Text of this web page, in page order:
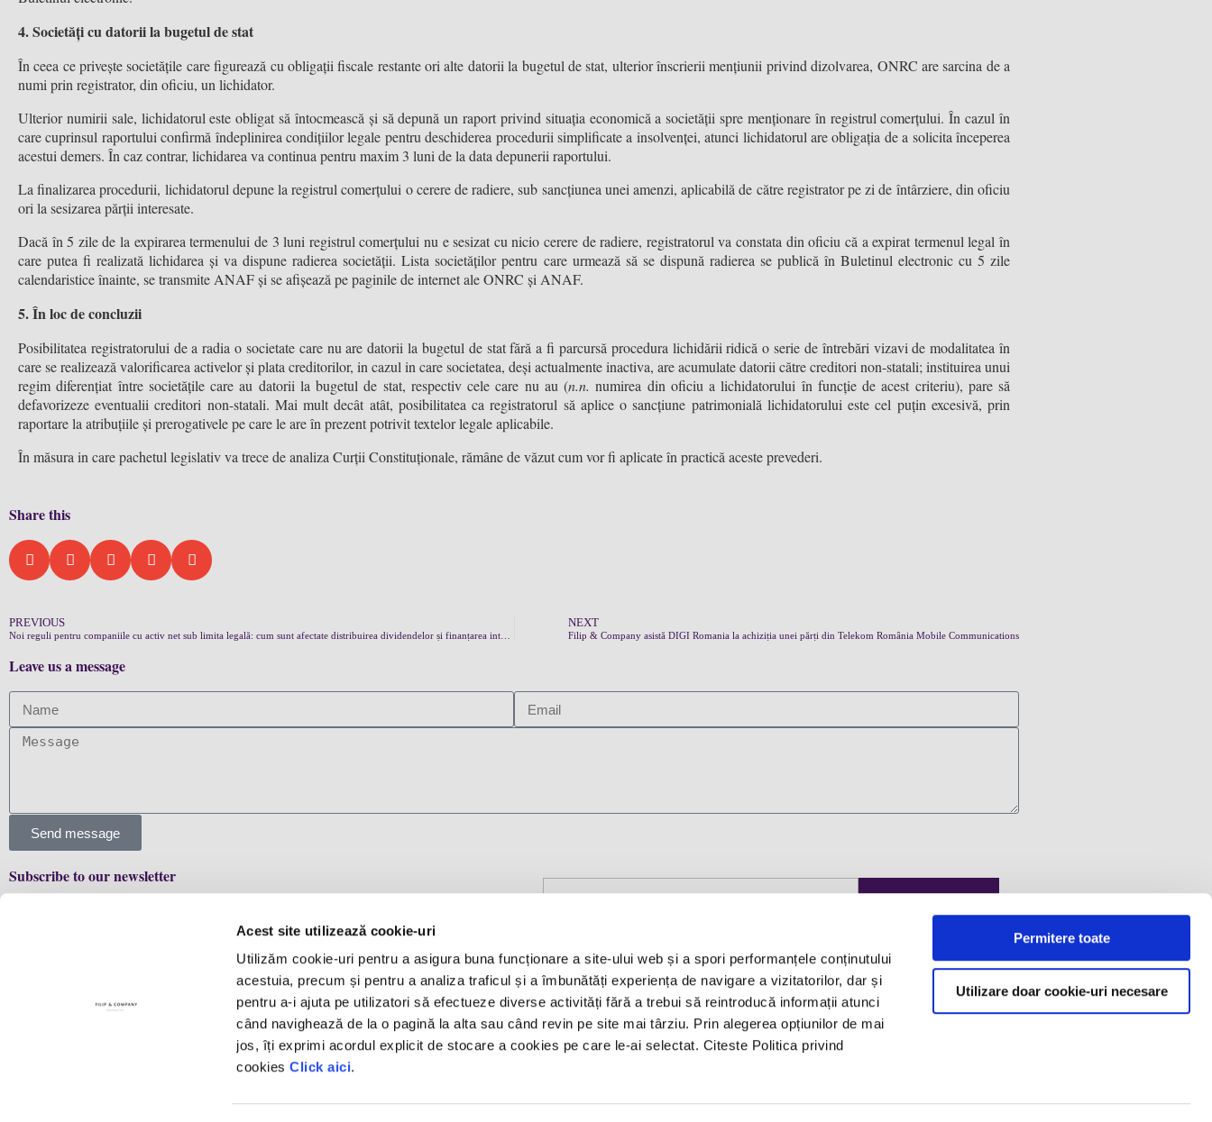
Acest site utilizează cookie-uri
Utilizăm cookie-uri pentru a asigura buna funcționare a site-ului web și a spori performanțele conținutului
acestuia, precum și pentru a analiza traficul și a îmbunătăți experiența de navigare a vizitatorilor, dar și
pentru a-i ajuta pe utilizatori să efectueze diverse activități fără a trebui să reintroducă informații atunci
când navighează de la o pagină la alta sau când revin pe site mai târziu. Prin alegerea opțiunilor de mai
jos, îți exprimi acordul explicit de stocare a cookies pe care le-ai selectat. Citeste Politica privind
cookiesClick aici.
Permitere toate
Utilizare doar cookie-uri necesare
4. Societăți cu datorii la bugetul de stat
În ceea ce privește societățile care figurează cu obligații fiscale restante ori alte datorii la bugetul de stat, ulterior înscrierii mențiunii privind dizolvarea, ONRC are sarcina de a
numi prin registrator, din oficiu, un lichidator.
Ulterior numirii sale, lichidatorul este obligat să întocmească și să depună un raport privind situația economică a societății spre menționare în registrul comerțului. În cazul în
care cuprinsul raportului confirmă îndeplinirea condițiilor legale pentru deschiderea procedurii simplificate a insolvenței, atunci lichidatorul are obligația de a solicita începerea
acestui demers. În caz contrar, lichidarea va continua pentru maxim 3 luni de la data depunerii raportului.
La finalizarea procedurii, lichidatorul depune la registrul comerțului o cerere de radiere, sub sancțiunea unei amenzi, aplicabilă de către registrator pe zi de întârziere, din oficiu
ori la sesizarea părții interesate.
Dacă în 5 zile de la expirarea termenului de 3 luni registrul comerțului nu e sesizat cu nicio cerere de radiere, registratorul va constata din oficiu că a expirat termenul legal în
care putea fi realizată lichidarea și va dispune radierea societății. Lista societăților pentru care urmează să se dispună radierea se publică în Buletinul electronic cu 5 zile
calendaristice înainte, se transmite ANAF și se afișează pe paginile de internet ale ONRC și ANAF.
5. În loc de concluzii
Posibilitatea registratorului de a radia o societate care nu are datorii la bugetul de stat fără a fi parcursă procedura lichidării ridică o serie de întrebări vizavi de modalitatea în
care se realizează valorificarea activelor și plata creditorilor, in cazul in care societatea, deși actualmente inactiva, are acumulate datorii către creditori non-statali; instituirea unui
regim diferențiat între societățile care au datorii la bugetul de stat, respectiv cele care nu au (n.n.numirea din oficiu a lichidatorului în funcție de acest criteriu), pare să
defavorizeze eventualii creditori non-statali. Mai mult decât atât, posibilitatea ca registratorul să aplice o sancțiune patrimonială lichidatorului este cel puțin excesivă, prin
raportare la atribuțiile și prerogativele pe care le are în prezent potrivit textelor legale aplicabile.
În măsura in care pachetul legislativ va trece de analiza Curții Constituționale, rămâne de văzut cum vor fi aplicate în practică aceste prevederi.
Share this
PREVIOUS NEXT
Filip & Company asistă DIGI Romania la achiziția unei părți din Telekom România Mobile Communications
Leave us a message
Send message
Subscribe to our newsletter
Stay up to date with the latest. Join Our Email List.
Firm structure
Recognitions
Law
Expertise
Future colleagues
Insights
Coronavirus taskforce
Legal news
Press releases
Legal
Privacy policy
Cookie policy
Regulament - A time to
Contact us
Equilibrium Building, 8th
Floor